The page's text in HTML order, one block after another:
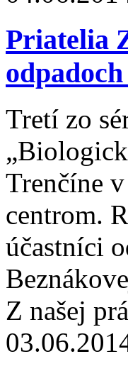
Priatelia
Tretí zo
Trenčíne
centrom.
účastníci
Z našej